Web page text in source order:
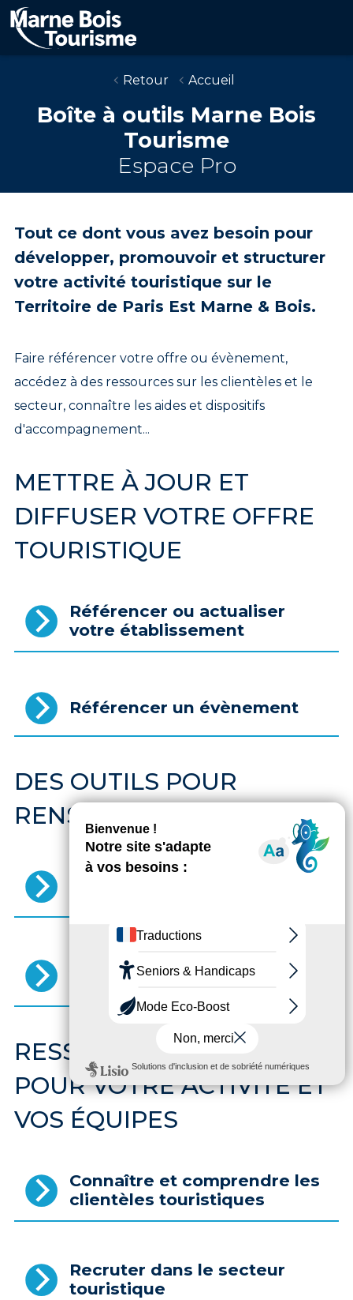
Aller
au
contenu
principal
Retour
Accueil
Boîte à outils Marne Bois
Tourisme
Espace Pro
Tout ce dont vous avez besoin pour
développer, promouvoir et structurer
votre activité touristique sur le
Territoire de Paris Est Marne & Bois.
Faire référencer votre offre ou évènement,
accédez à des ressources sur les clientèles et le
secteur, connaître les aides et dispositifs
d'accompagnement...
METTRE À JOUR ET
DIFFUSER VOTRE OFFRE
TOURISTIQUE
Référencer ou actualiser
votre établissement
Référencer un évènement
DES OUTILS POUR
RENSEIGNER VOS CLIENTS
Télécharger les supports de
Agenda des évènements du
mois en cours sur le Territoire
RESSOURCES UTILES
POUR VOTRE ACTIVITÉ ET
VOS ÉQUIPES
Connaître et comprendre les
clientèles touristiques
Recruter dans le secteur
touristique